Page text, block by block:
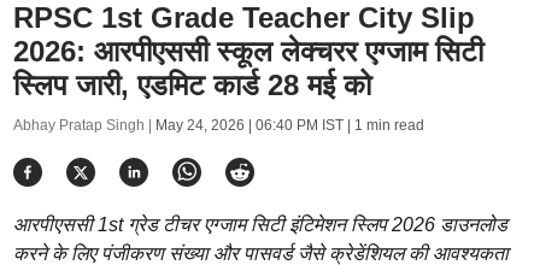
RPSC 1st Grade Teacher City Slip
2026: आरपीएससी स्कूल लेक्चरर एग्जाम सिटी
स्लिप जारी, एडमिट कार्ड 28 मई को
Abhay Pratap Singh | May 24, 2026 | 06:40 PM IST| 1 min read
आरपीएससी 1st ग्रेड टीचर एग्जाम सिटी इंटिमेशन स्लिप 2026 डाउनलोड
करने के लिए पंजीकरण संख्या और पासवर्ड जैसे क्रेडेंशियल की आवश्यकता